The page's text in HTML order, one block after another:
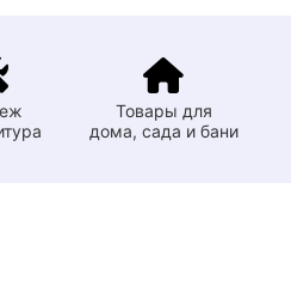
Товары для
дома, сада и бани